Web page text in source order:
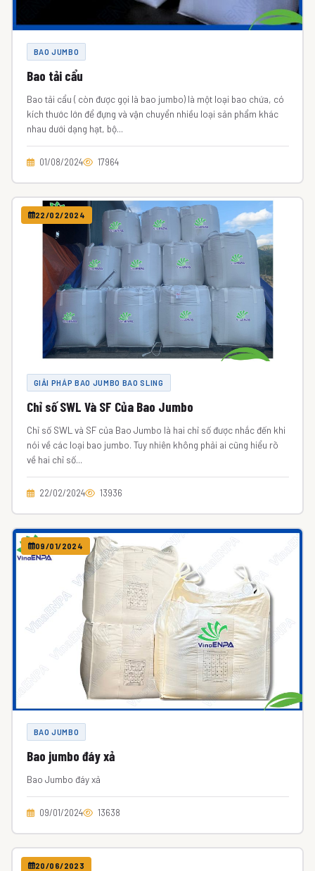
BAO JUMBO
Bao tải cẩu
Bao tải cẩu ( còn được gọi là bao jumbo) là một loại bao chứa, có
kích thước lớn để đựng và vận chuyển nhiều loại sản phẩm khác
nhau dưới dạng hạt, bộ...
01/08/2024 17964
22/02/2024
GIẢI PHÁP BAO JUMBO BAO SLING
Chỉ số SWL Và SF Của Bao Jumbo
Chỉ số SWL và SF của Bao Jumbo là hai chỉ số được nhắc đến khi
nói về các loại bao jumbo. Tuy nhiên không phải ai cũng hiểu rõ
về hai chỉ số...
22/02/2024 13936
09/01/2024
BAO JUMBO
Bao jumbo đáy xả
Bao Jumbo đáy xả
09/01/2024 13638
20/06/2023